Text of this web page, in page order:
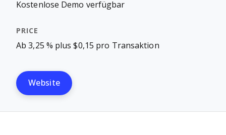
Kostenlose Demo verfügbar
Ab 3,25 % plus $0,15 pro Transaktion
Website